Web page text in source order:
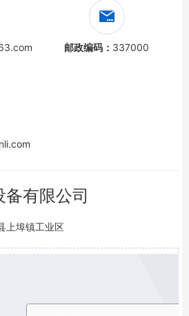
邮政编码： 337000
有限公司
上埠镇工业区